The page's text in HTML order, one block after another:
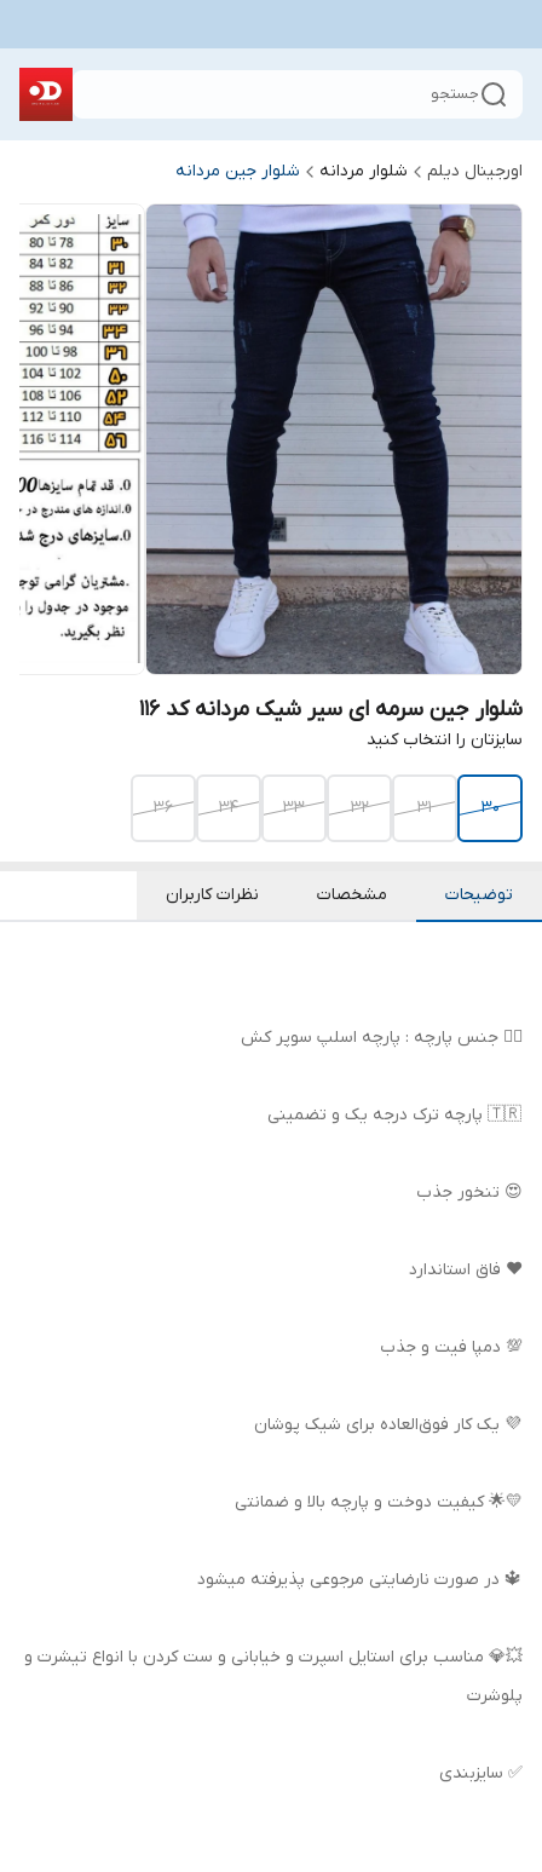
جستجو
اورجینال دیلم شلوار مردانه شلوار جین مردانه
شلوار جین سرمه ای سیر شیک مردانه کد ۱۱۶
سایزتان را انتخاب کنید
30
31
32
33
34
36
توضیحات مشخصات نظرات کاربران
👌🏻 جنس پارچه : پارچه اسلپ سوپر کش
😍 تنخور جذب
❤️ فاق استاندارد
💯 دمپا فیت و جذب
💜 یک کار فوق‌العاده برای شیک پوشان
💛🌟 کیفیت دوخت و پارچه بالا و ضمانتی
🔱 در صورت نارضایتی مرجوعی پذیرفته میشود
💥💎 مناسب برای استایل اسپرت و خیابانی و ست کردن با انواع تیشرت و
پلوشرت
✅ سایزبندی